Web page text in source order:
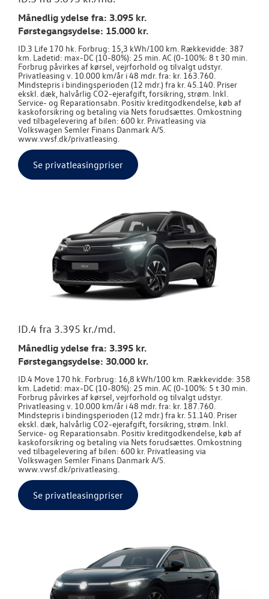
Månedlig ydelse fra: 3.095 kr.
Førstegangsydelse: 15.000 kr.
ID.3 Life 170 hk. Forbrug: 15,3 kWh/100 km. Rækkevidde: 387
km. Ladetid: max-DC (10-80%): 25 min. AC (0-100%: 8 t 30 min.
Forbrug påvirkes af kørsel, vejrforhold og tilvalgt udstyr.
Privatleasing v. 10.000 km/år i 48 mdr. fra: kr. 163.760.
Mindstepris i bindingsperioden (12 mdr.) fra kr. 45.140. Priser
ekskl. dæk, halvårlig CO2-ejerafgift, forsikring, strøm. Inkl.
Service- og Reparationsabn. Positiv kreditgodkendelse, køb af
kaskoforsikring og betaling via Nets forudsættes. Omkostning
ved tilbagelevering af bilen: 600 kr. Privatleasing via
Volkswagen Semler Finans Danmark A/S.
www.vwsf.dk/privatleasing.
Se privatleasingpriser
ID.4 fra 3.395 kr./md.
Månedlig ydelse fra: 3.395 kr.
Førstegangsydelse: 30.000 kr.
ID.4 Move 170 hk. Forbrug: 16,8 kWh/100 km. Rækkevidde: 358
km. Ladetid: max-DC (10-80%): 25 min. AC (0-100%: 5 t 30 min.
Forbrug påvirkes af kørsel, vejrforhold og tilvalgt udstyr.
Privatleasing v. 10.000 km/år i 48 mdr. fra: kr. 187.760.
Mindstepris i bindingsperioden (12 mdr.) fra kr. 51.140. Priser
ekskl. dæk, halvårlig CO2-ejerafgift, forsikring, strøm. Inkl.
Service- og Reparationsabn. Positiv kreditgodkendelse, køb af
kaskoforsikring og betaling via Nets forudsættes. Omkostning
ved tilbagelevering af bilen: 600 kr. Privatleasing via
Volkswagen Semler Finans Danmark A/S.
www.vwsf.dk/privatleasing.
Se privatleasingpriser